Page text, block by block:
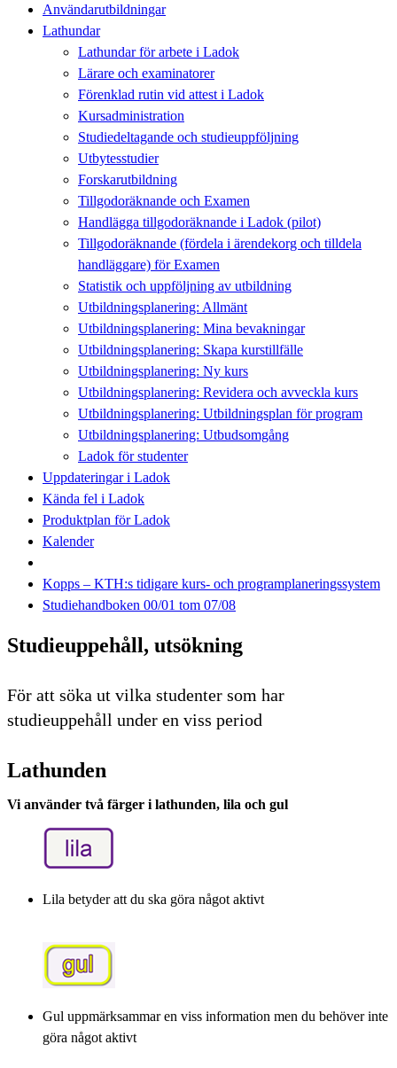
Användarutbildningar
Lathundar
Lathundar för arbete i Ladok
Lärare och examinatorer
Förenklad rutin vid attest i Ladok
Kursadministration
Studiedeltagande och studieuppföljning
Utbytesstudier
Forskarutbildning
Tillgodoräknande och Examen
Handlägga tillgodoräknande i Ladok (pilot)
Tillgodoräknande (fördela i ärendekorg och tilldela
handläggare) för Examen
Statistik och uppföljning av utbildning
Utbildningsplanering: Allmänt
Utbildningsplanering: Mina bevakningar
Utbildningsplanering: Skapa kurstillfälle
Utbildningsplanering: Ny kurs
Utbildningsplanering: Revidera och avveckla kurs
Utbildningsplanering: Utbildningsplan för program
Utbildningsplanering: Utbudsomgång
Ladok för studenter
Uppdateringar i Ladok
Kända fel i Ladok
Produktplan för Ladok
Kalender
Kopps – KTH:s tidigare kurs- och programplaneringssystem
Studiehandboken 00/01 tom 07/08
Studieuppehåll, utsökning
För att söka ut vilka studenter som har
studieuppehåll under en viss period
Lathunden
Vi använder två färger i lathunden, lila och gul
Lila betyder att du ska göra något aktivt
Gul uppmärksammar en viss information men du behöver inte
göra något aktivt